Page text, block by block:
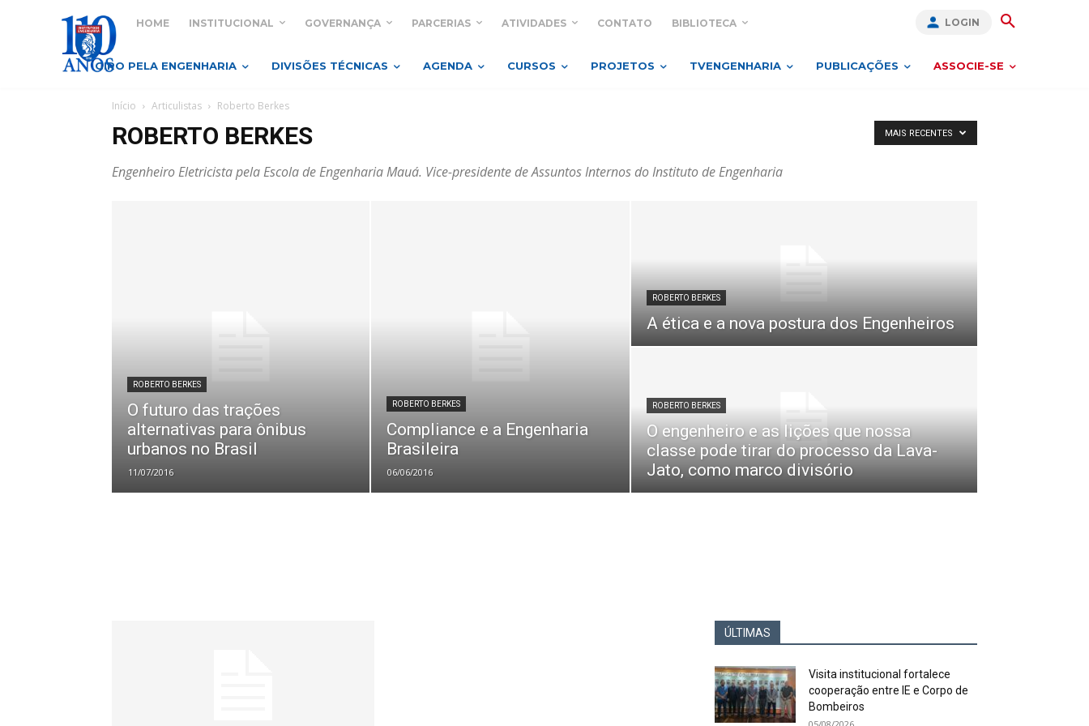
HOME INSTITUCIONAL GOVERNANÇA PARCERIAS ATIVIDADES CONTATO BIBLIOTECA LOGIN
GIRO PELA ENGENHARIA DIVISÕES TÉCNICAS AGENDA CURSOS PROJETOS TVENGENHARIA PUBLICAÇÕES ASSOCIE-SE
Início Articulistas Roberto Berkes
ROBERTO BERKES
Engenheiro Eletricista pela Escola de Engenharia Mauá. Vice-presidente de Assuntos Internos do Instituto de Engenharia
MAIS RECENTES
ROBERTO BERKES
O futuro das trações
alternativas para ônibus
urbanos no Brasil
11/07/2016
ROBERTO BERKES
Compliance e a Engenharia
Brasileira
06/06/2016
ROBERTO BERKES
A ética e a nova postura dos Engenheiros
ROBERTO BERKES
O engenheiro e as lições que nossa
classe pode tirar do processo da Lava-
Jato, como marco divisório
ÚLTIMAS
Visita institucional fortalece
cooperação entre IE e Corpo de
Bombeiros